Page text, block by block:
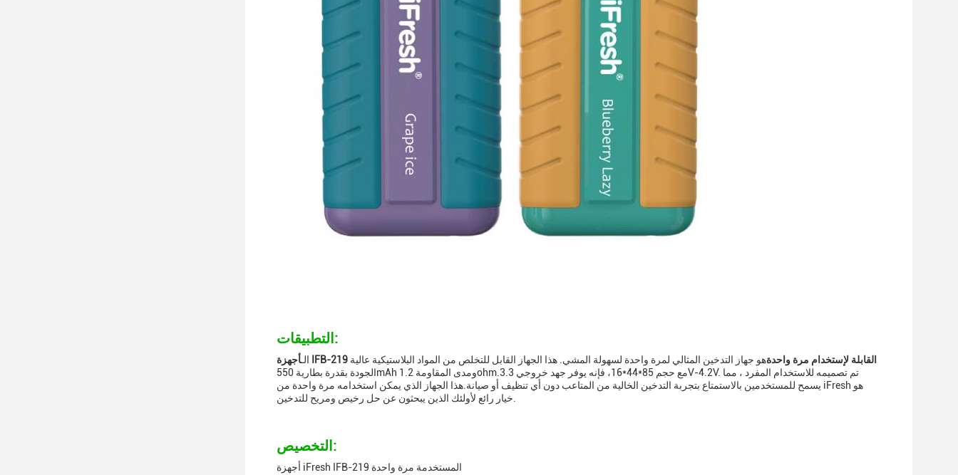
التطبيقات:
الـ أجهزة IFB-219 القابلة لإستخدام مرة واحدةهو جهاز التدخين المثالي لمرة واحدة لسهولة المشي. هذا الجهاز القابل للتخلص من المواد البلاستيكية عالية
الجودة بقدرة بطارية 550mAh ومدى المقاومة 1.2ohm.مع حجم 85*44*16، فإنه يوفر جهد خروجي 3.3V-4.2V. تم تصميمه للاستخدام المفرد ، مما
يسمح للمستخدمين بالاستمتاع بتجربة التدخين الخالية من المتاعب دون أي تنظيف أو صيانة.هذا الجهاز الذي يمكن استخدامه مرة واحدة من iFresh هو
التخصيص:
أجهزة iFresh IFB-219 المستخدمة مرة واحدة